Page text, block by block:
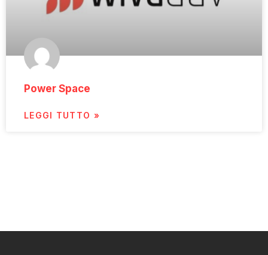
Power Space
LEGGI TUTTO »